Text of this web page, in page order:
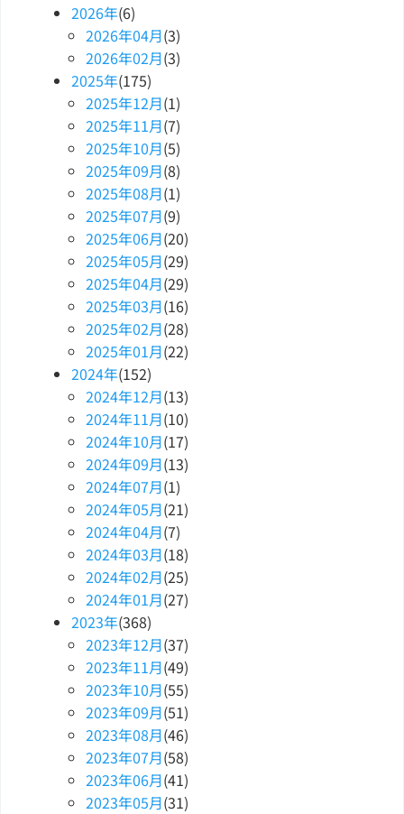
2026年(6)
2026年04月(3)
2026年02月(3)
2025年(175)
2025年12月(1)
2025年11月(7)
2025年10月(5)
2025年09月(8)
2025年08月(1)
2025年07月(9)
2025年06月(20)
2025年05月(29)
2025年04月(29)
2025年03月(16)
2025年02月(28)
2025年01月(22)
2024年(152)
2024年12月(13)
2024年11月(10)
2024年10月(17)
2024年09月(13)
2024年07月(1)
2024年05月(21)
2024年04月(7)
2024年03月(18)
2024年02月(25)
2024年01月(27)
2023年(368)
2023年12月(37)
2023年11月(49)
2023年10月(55)
2023年09月(51)
2023年08月(46)
2023年07月(58)
2023年06月(41)
2023年05月(31)